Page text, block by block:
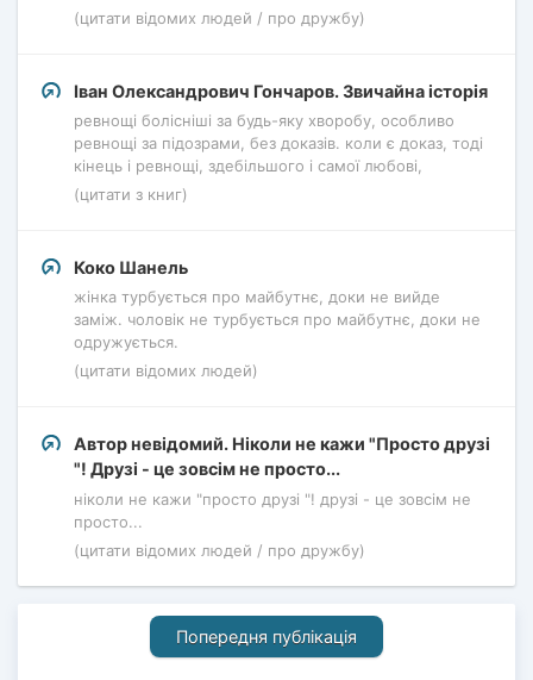
(цитати відомих людей / про дружбу)
Іван Олександрович Гончаров. Звичайна історія
ревнощі болісніші за будь-яку хворобу, особливо
ревнощі за підозрами, без доказів. коли є доказ, тоді
кінець і ревнощі, здебільшого і самої любові,
(цитати з книг)
Коко Шанель
жінка турбується про майбутнє, доки не вийде
заміж. чоловік не турбується про майбутнє, доки не
одружується.
(цитати відомих людей)
Автор невідомий. Ніколи не кажи "Просто друзі
"! Друзі - це зовсім не просто...
ніколи не кажи "просто друзі "! друзі - це зовсім не
просто...
(цитати відомих людей / про дружбу)
Попередня публікація